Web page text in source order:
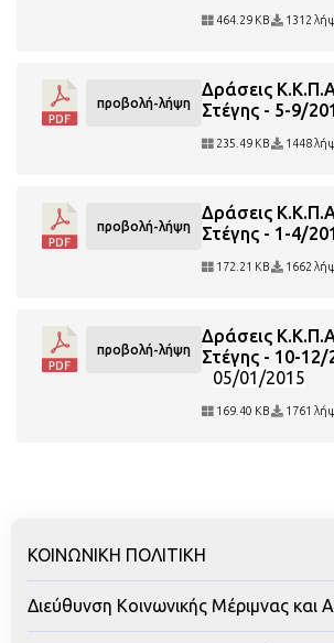
464.29 KB 1312
προβολή-λήψη
Δράσεις
Στέγης - 5-9/
235.49 KB 1448
προβολή-λήψη
Δράσεις
Στέγης - 1-4/
172.21 KB 1662
προβολή-λήψη
Δράσεις
Στέγης - 10-12/
05/01/2015
169.40 KB 1761
ΚΟΙΝΩΝΙΚΗ ΠΟΛΙΤΙΚΗ
Διεύθυνση Κοινωνικής Μέριμνας και